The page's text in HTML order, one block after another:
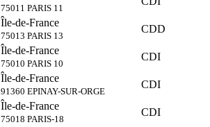
75011 PARIS 11
Île-de-France
75013 PARIS 13
CDD
Île-de-France
75010 PARIS 10
CDI
Île-de-France
91360 EPINAY-SUR-ORGE
CDI
Île-de-France
75018 PARIS-18
CDI